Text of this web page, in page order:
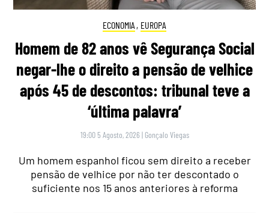
ECONOMIA , EUROPA
Homem de 82 anos vê Segurança Social
negar-lhe o direito a pensão de velhice
após 45 de descontos: tribunal teve a
‘última palavra’
19:00 5 Agosto, 2026 | Gonçalo Viegas
Um homem espanhol ficou sem direito a receber
pensão de velhice por não ter descontado o
suficiente nos 15 anos anteriores à reforma